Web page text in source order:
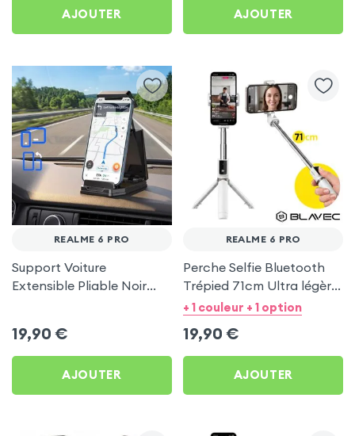
AJOUTER AJOUTER
REALME 6 PRO
Support Voiture
Extensible Pliable Noir
19,90 €
AJOUTER
REALME 6 PRO
Perche Selfie Bluetooth
Trépied 71cm Ultra légère
Blanc pour Realme 6 Pro
+ 1 couleur + 1 option
19,90 €
AJOUTER